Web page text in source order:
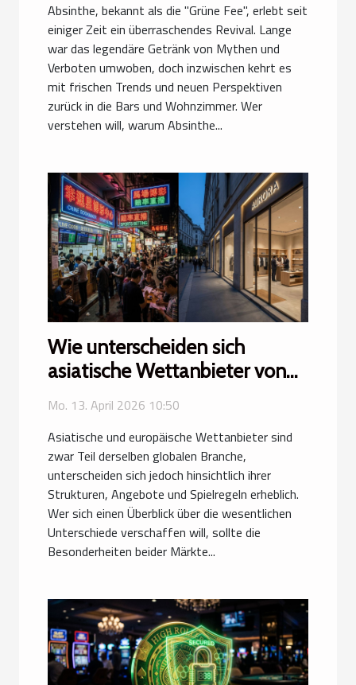
Absinthe, bekannt als die "Grüne Fee", erlebt seit
einiger Zeit ein überraschendes Revival. Lange
war das legendäre Getränk von Mythen und
Verboten umwoben, doch inzwischen kehrt es
mit frischen Trends und neuen Perspektiven
zurück in die Bars und Wohnzimmer. Wer
verstehen will, warum Absinthe...
Wie unterscheiden sich
asiatische Wettanbieter von
Mo. 13. April 2026 10:50
Asiatische und europäische Wettanbieter sind
zwar Teil derselben globalen Branche,
unterscheiden sich jedoch hinsichtlich ihrer
Strukturen, Angebote und Spielregeln erheblich.
Wer sich einen Überblick über die wesentlichen
Unterschiede verschaffen will, sollte die
Besonderheiten beider Märkte...